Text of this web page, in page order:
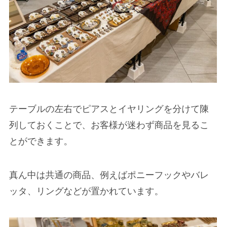
テーブルの左右でピアスとイヤリングを分けて陳
列しておくことで、お客様が迷わず商品を見るこ
とができます。
真ん中は共通の商品、例えばポニーフックやバレ
ッタ、リングなどが置かれています。